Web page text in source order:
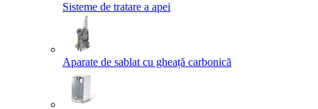
Sisteme de tratare a apei
Aparate de sablat cu gheață carbonică